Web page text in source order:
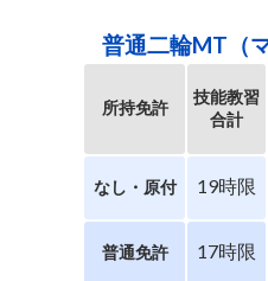
普通二輪MT（
所持免許
技能教習
合計
なし・原付 19時限
普通免許 17時限